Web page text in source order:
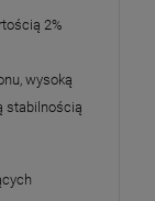
2%
wysoką
stabilnością